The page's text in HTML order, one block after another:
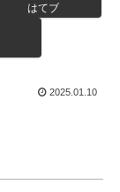
はてブ
2025.01.10